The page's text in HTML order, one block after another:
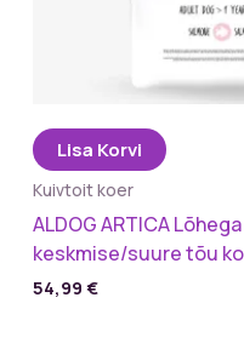
Lisa Korvi
Kuivtoit koer
ALDOG ARTICA
keskmise/suure tõu
54,99 €